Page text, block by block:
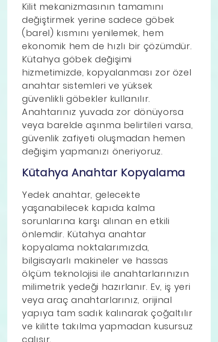
Kilit mekanizmasının tamamını
değiştirmek yerine sadece göbek
(barel) kısmını yenilemek, hem
ekonomik hem de hızlı bir çözümdür.
Kütahya göbek değişimi
hizmetimizde, kopyalanması zor özel
anahtar sistemleri ve yüksek
güvenlikli göbekler kullanılır.
Anahtarınız yuvada zor dönüyorsa
veya barelde aşınma belirtileri varsa,
güvenlik zafiyeti oluşmadan hemen
değişim yapmanızı öneriyoruz.
Kütahya Anahtar Kopyalama
Yedek anahtar, gelecekte
yaşanabilecek kapıda kalma
sorunlarına karşı alınan en etkili
önlemdir. Kütahya anahtar
kopyalama noktalarımızda,
bilgisayarlı makineler ve hassas
ölçüm teknolojisi ile anahtarlarınızın
milimetrik yedeği hazırlanır. Ev, iş yeri
veya araç anahtarlarınız, orijinal
yapıya tam sadık kalınarak çoğaltılır
ve kilitte takılma yapmadan kusursuz
çalışır.